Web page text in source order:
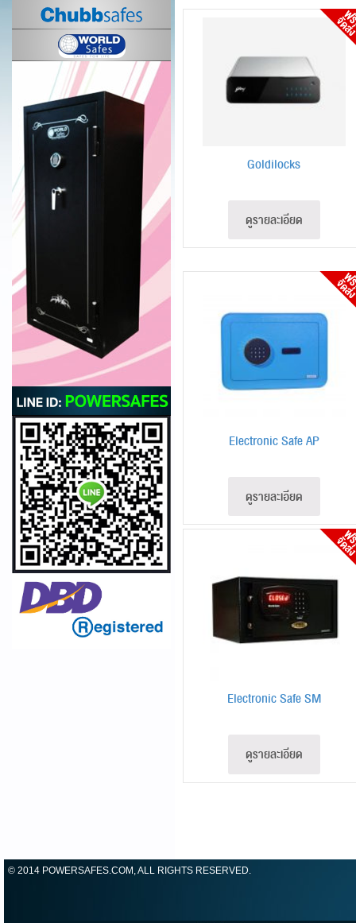
Goldilocks
ดูรายละเอียด
Electronic Safe AP
ดูรายละเอียด
Electronic Safe SM
ดูรายละเอียด
© 2014 POWERSAFES.COM, ALL RIGHTS RESERVED.